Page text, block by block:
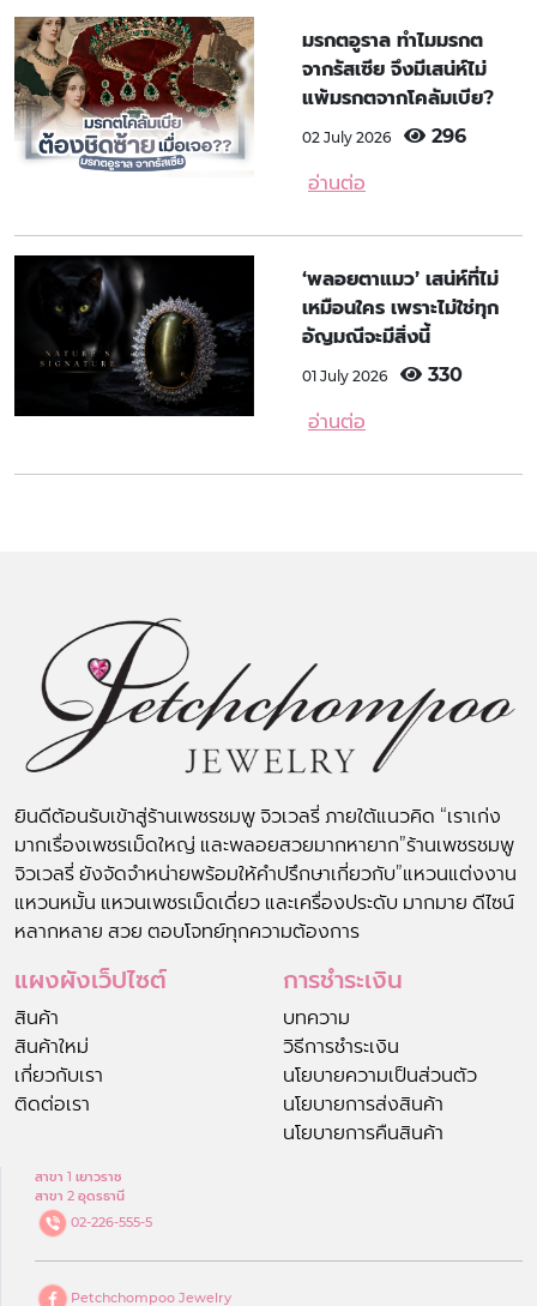
มรกตอูราล ทำไมมรกต
จากรัสเซีย จึงมีเสน่ห์ไม่
แพ้มรกตจากโคลัมเบีย?
02 July 2026 296
อ่านต่อ
‘พลอยตาแมว’ เสน่ห์ที่ไม่
เหมือนใคร เพราะไม่ใช่ทุก
อัญมณีจะมีสิ่งนี้
01 July 2026 330
อ่านต่อ
ยินดีต้อนรับเข้าสู่ร้านเพชรชมพู จิวเวลรี่ ภายใต้แนวคิด “เราเก่ง
มากเรื่องเพชรเม็ดใหญ่ และพลอยสวยมากหายาก”ร้านเพชรชมพู
จิวเวลรี่ ยังจัดจำหน่ายพร้อมให้คำปรึกษาเกี่ยวกับ”แหวนแต่งงาน
แหวนหมั้น แหวนเพชรเม็ดเดี่ยว และเครื่องประดับ มากมาย ดีไซน์
หลากหลาย สวย ตอบโจทย์ทุกความต้องการ
แผงผังเว็ปไซต์
สินค้า
สินค้าใหม่
เกี่ยวกับเรา
ติดต่อเรา
การชำระเงิน
บทความ
วิธีการชำระเงิน
นโยบายความเป็นส่วนตัว
นโยบายการส่งสินค้า
นโยบายการคืนสินค้า
สาขา 1 เยาวราช
สาขา 2 อุดรธานี
02-226-555-5
Petchchompoo Jewelry